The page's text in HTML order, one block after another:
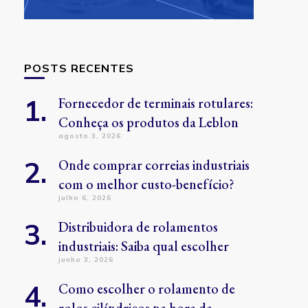
POSTS RECENTES
Fornecedor de terminais rotulares:
Conheça os produtos da Leblon
agosto 3, 2026
Onde comprar correias industriais
com o melhor custo-benefício?
julho 6, 2026
Distribuidora de rolamentos
industriais: Saiba qual escolher
junho 3, 2026
Como escolher o rolamento de